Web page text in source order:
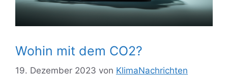
Wohin mit dem CO2?
19. Dezember 2023 von KlimaNachrichten